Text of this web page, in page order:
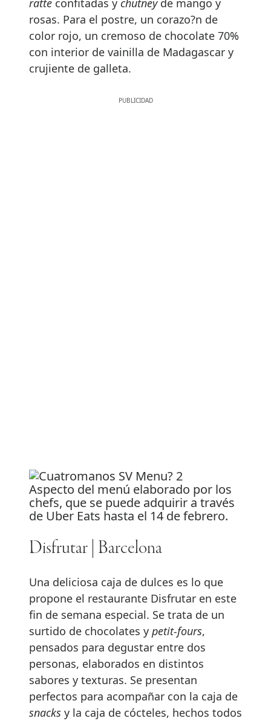
ratte confitadas y chutneyde mango y
rosas. Para el postre, un corazo?n de
color rojo, un cremoso de chocolate 70%
con interior de vainilla de Madagascar y
crujiente de galleta.
Aspecto del menú elaborado por los
chefs, que se puede adquirir a través
de Uber Eats hasta el 14 de febrero.
Disfrutar | Barcelona
Una deliciosa caja de dulces es lo que
propone el restaurante Disfrutar en este
fin de semana especial. Se trata de un
surtido de chocolates y petit-fours,
pensados para degustar entre dos
personas, elaborados en distintos
sabores y texturas. Se presentan
perfectos para acompañar con la caja de
snacks y la caja de cócteles, hechos todos